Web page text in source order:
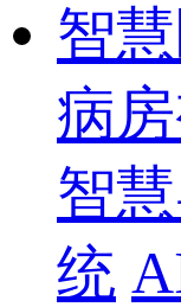
智
病
智
统